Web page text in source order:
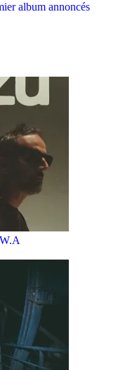
album annoncés